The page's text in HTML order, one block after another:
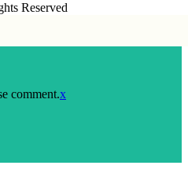
Reserved
comment.x